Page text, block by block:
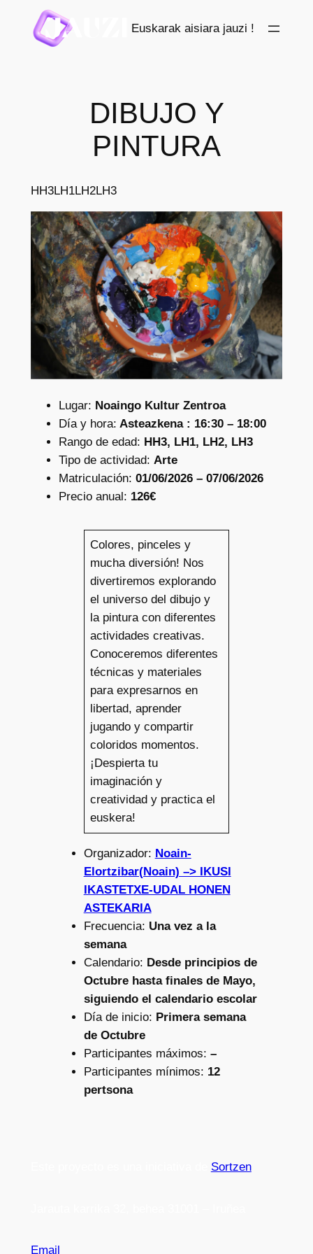
contenido
Euskarak aisiara jauzi !
DIBUJO Y
PINTURA
HH3LH1LH2LH3
Lugar: Noaingo Kultur Zentroa
Día y hora: Asteazkena : 16:30 – 18:00
Rango de edad: HH3, LH1, LH2, LH3
Tipo de actividad: Arte
Matriculación: 01/06/2026 – 07/06/2026
Precio anual: 126€
Colores, pinceles y
mucha diversión! Nos
divertiremos explorando
el universo del dibujo y
la pintura con diferentes
actividades creativas.
Conoceremos diferentes
técnicas y materiales
para expresarnos en
libertad, aprender
jugando y compartir
coloridos momentos.
¡Despierta tu
imaginación y
creatividad y practica el
euskera!
Organizador: Noain-
Elortzibar(Noain) –> IKUSI
IKASTETXE-UDAL HONEN
ASTEKARIA
Frecuencia: Una vez a la
semana
Calendario: Desde principios de
Octubre hasta finales de Mayo,
siguiendo el calendario escolar
Día de inicio: Primera semana
de Octubre
Participantes máximos: –
Participantes mínimos: 12
pertsona
Sortzen
Email